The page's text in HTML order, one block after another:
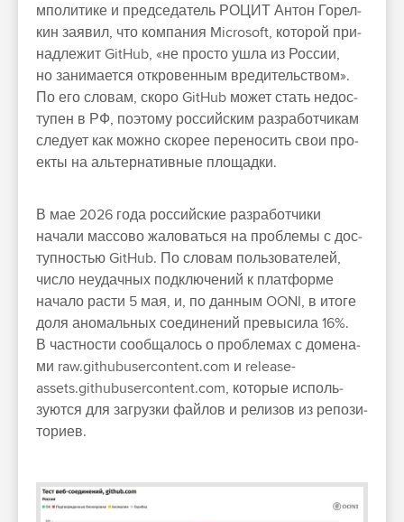
мпо­лити­ке и пред­седатель РОЦИТ Антон Горел­
кин заявил, что ком­пания Microsoft, которой при­
над­лежит GitHub, «не прос­то ушла из Рос­сии,
но занима­ется откро­вен­ным вре­дитель­ством».
По его сло­вам, ско­ро GitHub может стать недос­
тупен в РФ, поэто­му рос­сий­ским раз­работ­чикам
сле­дует как мож­но ско­рее перено­сить свои про­
екты на аль­тер­натив­ные пло­щад­ки.
В мае 2026 года рос­сий­ские раз­работ­чики
начали мас­сово жаловать­ся на проб­лемы с дос­
тупностью GitHub. По сло­вам поль­зовате­лей,
чис­ло неудач­ных под­клю­чений к плат­форме
начало рас­ти 5 мая, и, по дан­ным OONI, в ито­ге
доля ано­маль­ных соеди­нений пре­выси­ла 16%.
В час­тнос­ти сооб­щалось о проб­лемах с домена­
ми raw.githubusercontent.com и release-
assets.githubusercontent.com, которые исполь­
зуют­ся для заг­рузки фай­лов и релизов из репози­
тори­ев.